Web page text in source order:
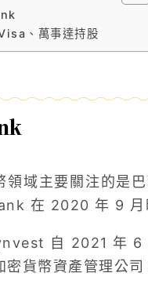
、萬事達持股
領域主要關注的是
在 2020 年 9 月
自 2021 年 6
密貨幣資產管理公